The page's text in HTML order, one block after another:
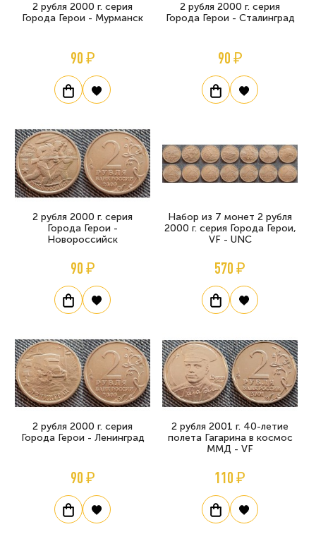
2 рубля 2000 г. серия
Города Герои - Мурманск
90 ₽
2 рубля 2000 г. серия
Города Герои - Сталинград
90 ₽
2 рубля 2000 г. серия
Города Герои -
Новороссийск
90 ₽
Набор из 7 монет 2 рубля
2000 г. серия Города Герои,
VF - UNC
570 ₽
2 рубля 2000 г. серия
Города Герои - Ленинград
90 ₽
2 рубля 2001 г. 40-летие
полета Гагарина в космос
ММД - VF
110 ₽